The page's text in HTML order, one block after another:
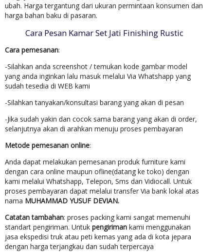
ubah. Harga tergantung dari ukuran permintaan konsumen dan
harga bahan baku di pasaran.
Cara Pesan Kamar Set Jati Finishing Rustic
Cara pemesanan:
-Silahkan anda screenshot / temukan kode gambar model
yang anda inginkan lalu masuk melalui Via Whatshapp yang
sudah tesedia di WEB kami
-Silahkan tanyakan/konsultasi barang yang akan di pesan
-Jika sudah yakin dan cocok sama barang yang akan di order,
selanjutnya akan di arahkan menuju proses pembayaran
Metode pemesanan online:
Anda dapat melakukan pemesanan produk furniture kami
dengan cara online maupun ofline(datang ke toko) dengan
kami melalui Whatshapp, Telepon, Sms dan Vidiocall. Untuk
proses pembayaran dapat melalui transfer Via bank lokal atas
nama MUHAMMAD YUSUF DEVIAN.
Catatan tambahan: proses packing kami sangat memenuhi
standart pengiriman. Untuk pengiriman kami menggunakan
jasa ekspedisi truk atau peti kemas yang ada di kota jepara
dengan harga terjangkau dan sudah terpercaya